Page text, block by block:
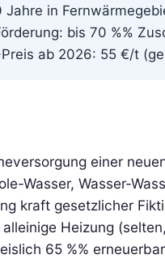
in
bis 70 %%
Preis ab 2026: 55 €/t
einer
Wasser, Wasser-
kraft gesetzlicher
Heizung
65 %%